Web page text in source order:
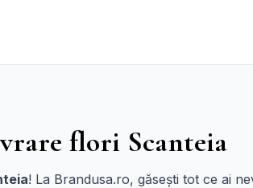
flori Scanteia
! La Brandusa.ro, găsești tot ce ai